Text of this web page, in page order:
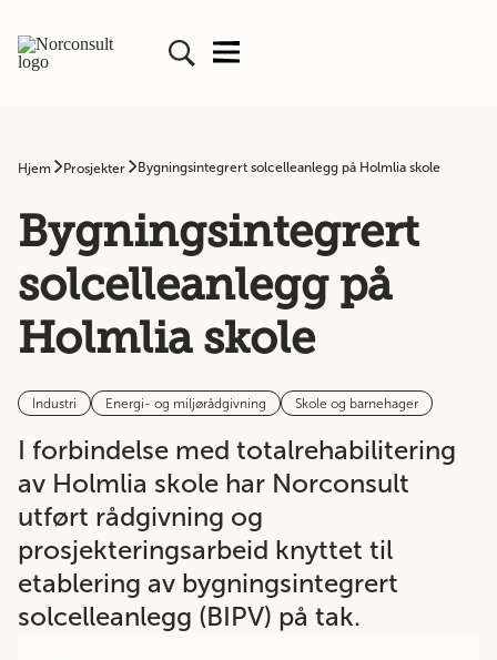
Hjem Prosjekter Bygningsintegrert solcelleanlegg på Holmlia skole
Bygningsintegrert
solcelleanlegg på
Holmlia skole
Industri Energi- og miljørådgivning Skole og barnehager
I forbindelse med totalrehabilitering
av Holmlia skole har Norconsult
utført rådgivning og
prosjekteringsarbeid knyttet til
etablering av bygningsintegrert
solcelleanlegg (BIPV) på tak.